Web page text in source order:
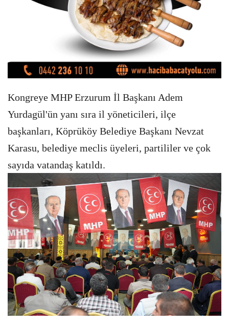
Kongreye MHP Erzurum İl Başkanı Adem
Yurdagül'ün yanı sıra il yöneticileri, ilçe
başkanları, Köprüköy Belediye Başkanı Nevzat
Karasu, belediye meclis üyeleri, partililer ve çok
sayıda vatandaş katıldı.